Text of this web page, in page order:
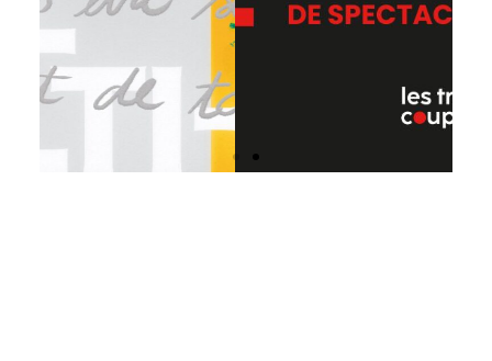
Titre de la
diapositive
Cliquer ici